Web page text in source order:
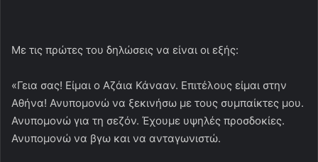
Με τις πρώτες του δηλώσεις να είναι οι εξής:
«Γεια σας! Είμαι ο Αζάια Κάνααν. Επιτέλους είμαι στην
Αθήνα! Ανυπομονώ να ξεκινήσω με τους συμπαίκτες μου.
Ανυπομονώ για τη σεζόν. Έχουμε υψηλές προσδοκίες.
Ανυπομονώ να βγω και να ανταγωνιστώ.